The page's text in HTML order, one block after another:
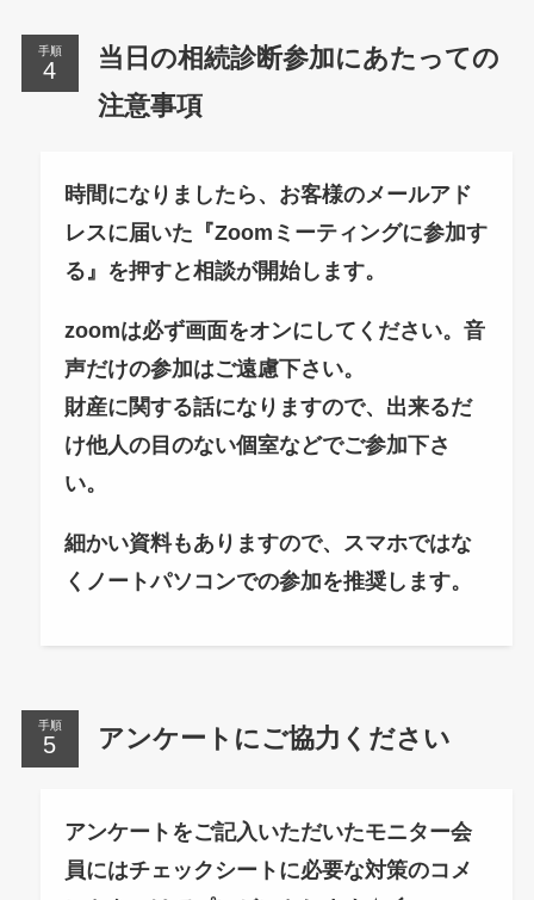
手順
当日の相続診断参加にあたっての
注意事項
時間になりましたら、お客様のメールアド
レスに届いた『Zoomミーティングに参加す
る』を押すと相談が開始します。
zoomは必ず画面をオンにしてください。音
声だけの参加はご遠慮下さい。
財産に関する話になりますので、出来るだ
け他人の目のない個室などでご参加下さ
い。
細かい資料もありますので、スマホではな
くノートパソコンでの参加を推奨します。
手順 アンケートにご協力ください
アンケートをご記入いただいたモニター会
員にはチェックシートに必要な対策のコメ